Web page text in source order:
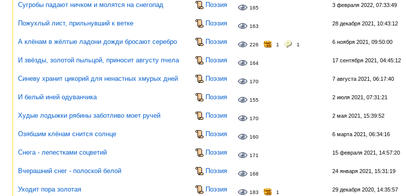
Сугробы падают ничком и молятся на снегопад Поэзия 165 3 февраля 2022, 07:33:49
Пожухлый лист, прильнувший к ветке Поэзия 163 28 декабря 2021, 10:43:12
А клёнам в жёлтые ладони дожди бросают серебро Поэзия 226 1 1 6 ноября 2021, 09:50:00
И звёзды, золотой пыльцой, приносит августу пчела Поэзия 164 17 сентября 2021, 04:45:12
Синеву хранит цикорий для ненастных хмурых дней Поэзия 170 7 августа 2021, 06:17:40
И белый иней одуванчика Поэзия 155 2 июля 2021, 07:31:21
Худые лодыжки рябины заботливо моет ручей Поэзия 170 2 мая 2021, 15:39:52
Озябшим клёнам снится солнце Поэзия 160 6 марта 2021, 06:34:16
Снега - лепестками соцветий Поэзия 171 15 февраля 2021, 14:57:20
Вчерашний снег - полоской белой Поэзия 168 24 января 2021, 15:31:19
Уходит пора золотая Поэзия 183 1 29 декабря 2020, 14:35:57